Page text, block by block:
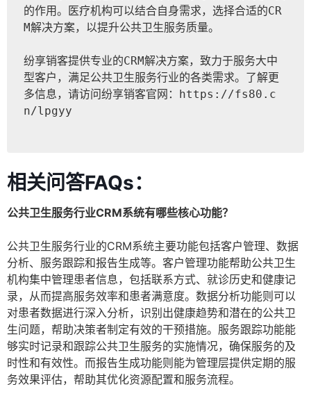
的作用。医疗机构可以结合自身需求，选择合适的CR
M解决方案，以提升公共卫生服务质量。
纷享销客提供专业的CRM解决方案，致力于服务大中
型客户，满足公共卫生服务行业的各类需求。了解更
多信息，请访问纷享销客官网：
https://fs80.c
n/lpgyy
相关问答FAQs：
公共卫生服务行业CRM系统有哪些核心功能？
公共卫生服务行业的CRM系统主要功能包括客户管理、数据
分析、服务跟踪和报告生成等。客户管理功能帮助公共卫生
机构集中管理患者信息，包括联系方式、就诊历史和健康记
录，从而提高服务效率和患者满意度。数据分析功能则可以
对患者数据进行深入分析，识别出健康趋势和潜在的公共卫
生问题，帮助决策者制定有效的干预措施。服务跟踪功能能
够实时记录和跟踪公共卫生服务的实施情况，确保服务的及
时性和有效性。而报告生成功能则能为管理层提供定期的服
务效果评估，帮助其优化资源配置和服务流程。